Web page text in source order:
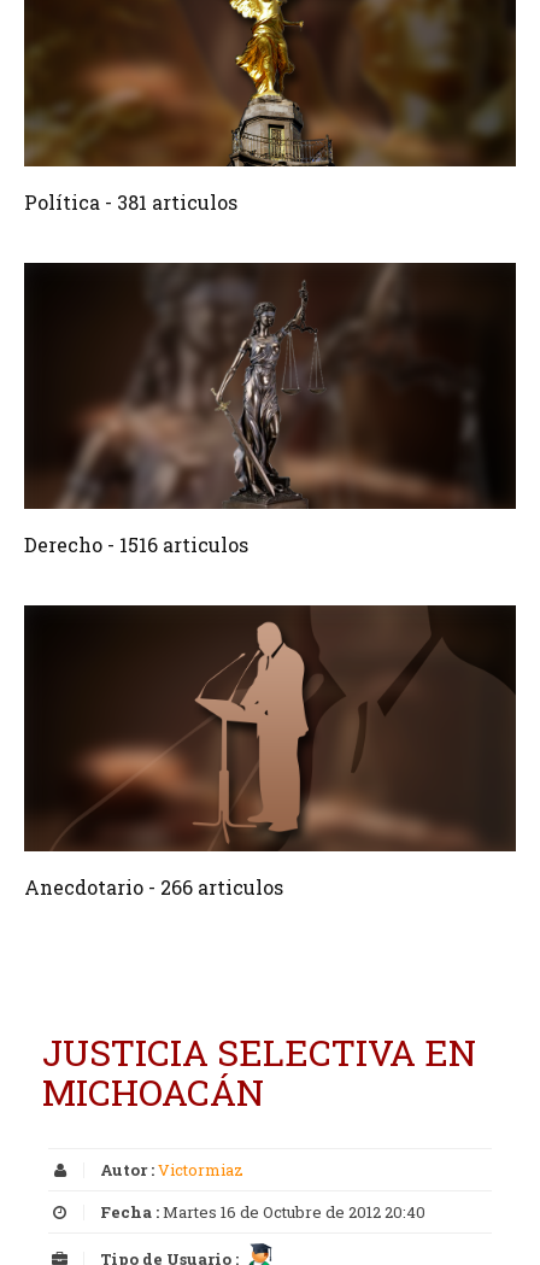
381 Articulos
Política - 381 articulos
Crear 1516 Articulos
Derecho - 1516 articulos
Crear 266 Articulos
Anecdotario - 266 articulos
JUSTICIA SELECTIVA EN
MICHOACÁN
Autor :Victormiaz
Fecha :Martes 16 de Octubre de 2012 20:40
Tipo de Usuario :